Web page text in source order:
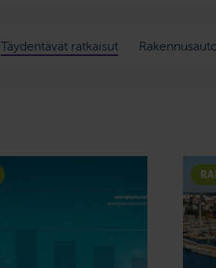
Täydentävät ratkaisut